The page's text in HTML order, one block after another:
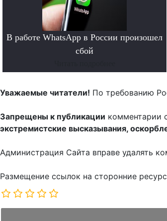
В работе WhatsApp в России произошел
сбой
Уважаемые читатели! По требованию
Запрещены к публикации комментарии
экстремистские высказывания,
Администрация Сайта вправе удалять
Размещение ссылок на сторонние